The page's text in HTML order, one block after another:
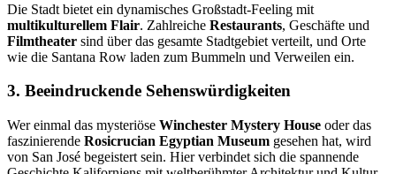
Die Stadt bietet ein dynamisches Großstadt-Feeling mit
multikulturellem Flair. Zahlreiche Restaurants, Geschäfte und
Filmtheater sind über das gesamte Stadtgebiet verteilt, und Orte
wie die Santana Row laden zum Bummeln und Verweilen ein.
3. Beeindruckende Sehenswürdigkeiten
Wer einmal das mysteriöse Winchester Mystery House oder das
faszinierende Rosicrucian Egyptian Museum gesehen hat, wird
von San José begeistert sein. Hier verbindet sich die spannende